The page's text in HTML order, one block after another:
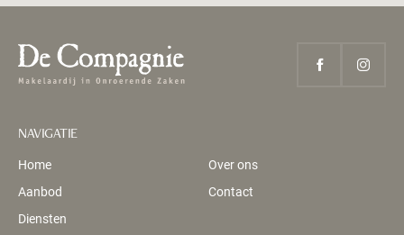
NAVIGATIE
Home
Aanbod
Diensten
Over ons
Contact